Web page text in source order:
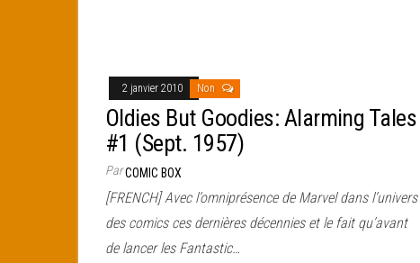
2 janvier 2010 Non
Oldies But Goodies: Alarming Tales
#1 (Sept. 1957)
ParCOMIC BOX
[FRENCH] Avec l’omniprésence de Marvel dans l’univers
des comics ces dernières décennies et le fait qu’avant
de lancer les Fantastic…